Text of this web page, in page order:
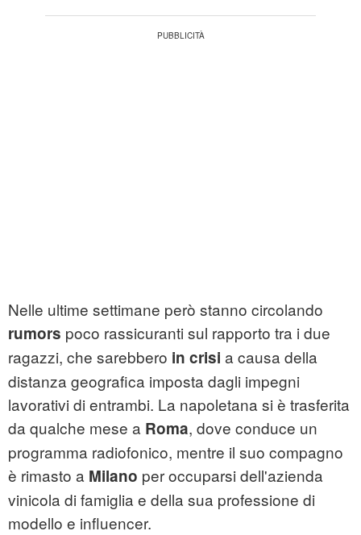
Nelle ultime settimane però stanno circolando
rumors poco rassicuranti sul rapporto tra i due
ragazzi, che sarebbero in crisi a causa della
distanza geografica imposta dagli impegni
lavorativi di entrambi. La napoletana si è trasferita
da qualche mese a Roma, dove conduce un
programma radiofonico, mentre il suo compagno
è rimasto a Milano per occuparsi dell'azienda
vinicola di famiglia e della sua professione di
modello e influencer.